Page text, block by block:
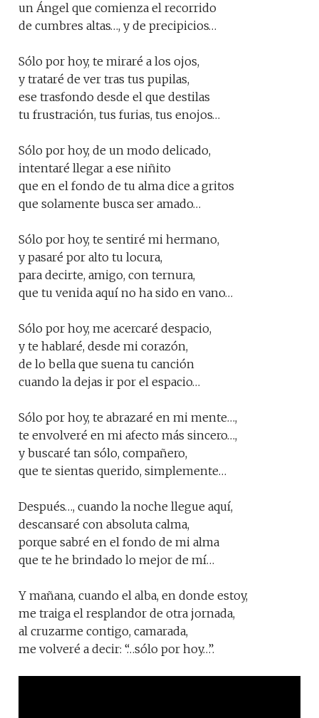
un Ángel que comienza el recorrido
de cumbres altas…, y de precipicios…
Sólo por hoy, te miraré a los ojos,
y trataré de ver tras tus pupilas,
ese trasfondo desde el que destilas
tu frustración, tus furias, tus enojos…
Sólo por hoy, de un modo delicado,
intentaré llegar a ese niñito
que en el fondo de tu alma dice a gritos
que solamente busca ser amado…
Sólo por hoy, te sentiré mi hermano,
y pasaré por alto tu locura,
para decirte, amigo, con ternura,
que tu venida aquí no ha sido en vano…
Sólo por hoy, me acercaré despacio,
y te hablaré, desde mi corazón,
de lo bella que suena tu canción
cuando la dejas ir por el espacio…
Sólo por hoy, te abrazaré en mi mente…,
te envolveré en mi afecto más sincero…,
y buscaré tan sólo, compañero,
que te sientas querido, simplemente…
Después…, cuando la noche llegue aquí,
descansaré con absoluta calma,
porque sabré en el fondo de mi alma
que te he brindado lo mejor de mí…
Y mañana, cuando el alba, en donde estoy,
me traiga el resplandor de otra jornada,
al cruzarme contigo, camarada,
me volveré a decir: “…sólo por hoy…”.